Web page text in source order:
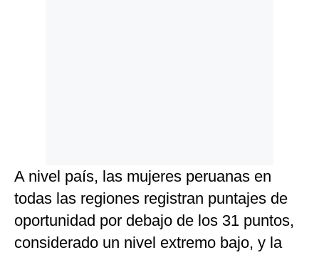
A nivel país, las mujeres peruanas en
todas las regiones registran puntajes de
oportunidad por debajo de los 31 puntos,
considerado un nivel extremo bajo, y la